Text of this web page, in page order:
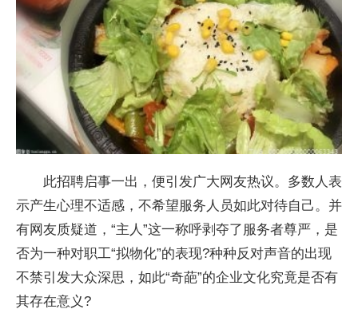
此招聘启事一出，便引发广大网友热议。多数人表
示产生心理不适感，不希望服务人员如此对待自己。并
有网友质疑道，“主人”这一称呼剥夺了服务者尊严，是
否为一种对职工“拟物化”的表现?种种反对声音的出现
不禁引发大众深思，如此“奇葩”的企业文化究竟是否有
其存在意义?